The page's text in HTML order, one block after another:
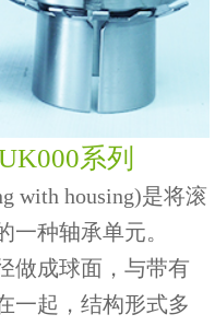
系列
with housing)是将滚
一种轴承单元。
做成球面，与带有
一起，结构形式多